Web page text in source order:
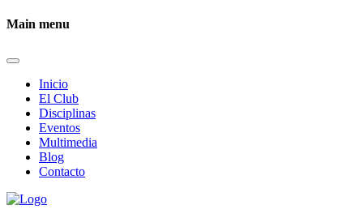
Main menu
Inicio
El Club
Disciplinas
Eventos
Multimedia
Blog
Contacto